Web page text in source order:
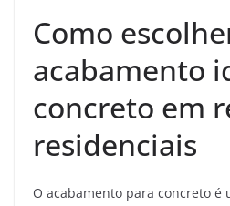
Como
acabamento
concreto em
residenciais
O acabamento para concreto é